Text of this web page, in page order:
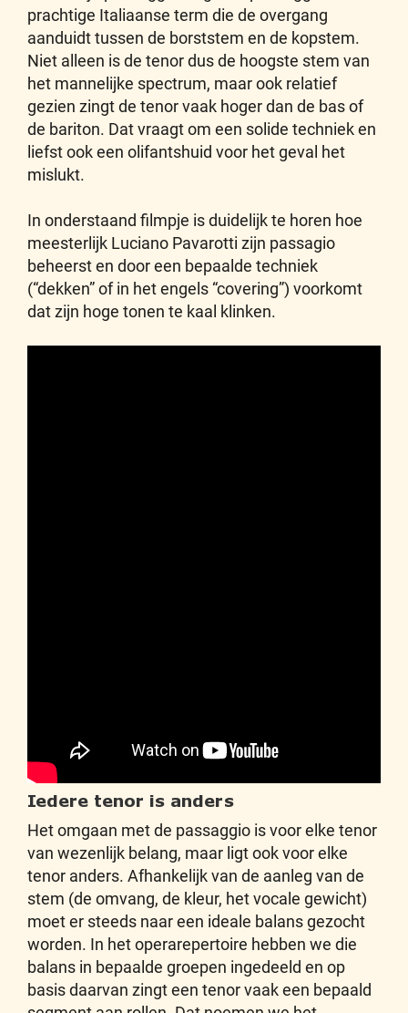
prachtige Italiaanse term die de overgang
aanduidt tussen de borststem en de kopstem.
Niet alleen is de tenor dus de hoogste stem van
het mannelijke spectrum, maar ook relatief
gezien zingt de tenor vaak hoger dan de bas of
de bariton. Dat vraagt om een solide techniek en
liefst ook een olifantshuid voor het geval het
mislukt.
In onderstaand filmpje is duidelijk te horen hoe
meesterlijk Luciano Pavarotti zijn passagio
beheerst en door een bepaalde techniek
(“dekken” of in het engels “covering”) voorkomt
dat zijn hoge tonen te kaal klinken.
Iedere tenor is anders
Het omgaan met de passaggio is voor elke tenor
van wezenlijk belang, maar ligt ook voor elke
tenor anders. Afhankelijk van de aanleg van de
stem (de omvang, de kleur, het vocale gewicht)
moet er steeds naar een ideale balans gezocht
worden. In het operarepertoire hebben we die
balans in bepaalde groepen ingedeeld en op
basis daarvan zingt een tenor vaak een bepaald